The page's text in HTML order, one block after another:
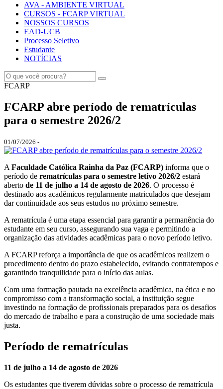
AVA - AMBIENTE VIRTUAL
CURSOS - FCARP VIRTUAL
NOSSOS CURSOS
EAD-UCB
Processo Seletivo
Estudante
NOTÍCIAS
FCARP
FCARP abre período de rematrículas
para o semestre 2026/2
01/07/2026 -
A Faculdade Católica Rainha da Paz (FCARP) informa que o
período de rematrículas para o semestre letivo 2026/2 estará
aberto de 11 de julho a 14 de agosto de 2026. O processo é
destinado aos acadêmicos regularmente matriculados que desejam
dar continuidade aos seus estudos no próximo semestre.
A rematrícula é uma etapa essencial para garantir a permanência do
estudante em seu curso, assegurando sua vaga e permitindo a
organização das atividades acadêmicas para o novo período letivo.
A FCARP reforça a importância de que os acadêmicos realizem o
procedimento dentro do prazo estabelecido, evitando contratempos e
garantindo tranquilidade para o início das aulas.
Com uma formação pautada na excelência acadêmica, na ética e no
compromisso com a transformação social, a instituição segue
investindo na formação de profissionais preparados para os desafios
do mercado de trabalho e para a construção de uma sociedade mais
justa.
Período de rematrículas
11 de julho a 14 de agosto de 2026
Os estudantes que tiverem dúvidas sobre o processo de rematrícula